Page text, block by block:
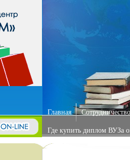
Главная
Где купить диплом ВУЗа